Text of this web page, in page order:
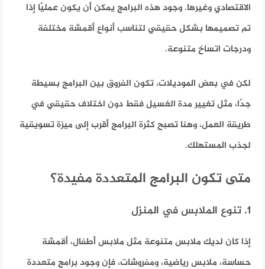
الاقتصادي وغيرها. وجود هذه البرامج يمكن أن يكون عمليًا إذا
تم تصميمها بشكل حقيقي لتناسب أنواع أقمشة مختلفة
ودرجات اتساخ متنوعة.
لكن في بعض الموديلات، تكون الفروق بين البرامج بسيطة
جدًا، مثل تغيير مدة الغسيل فقط دون اختلاف حقيقي في
طريقة العمل، وهنا تصبح كثرة البرامج أقرب إلى ميزة تسويقية
لجذب المستهلك.
متى تكون البرامج المتعددة مفيدة؟
1. تنوع الملابس في المنزل
إذا كان لديك ملابس متنوعة مثل ملابس أطفال، أقمشة
حساسة، ملابس رياضية، ومفروشات، فإن وجود برامج متعددة